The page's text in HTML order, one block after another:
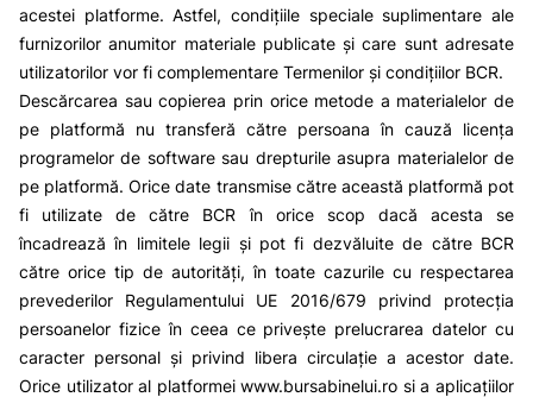
acestei platforme. Astfel, condițiile speciale suplimentare ale
furnizorilor anumitor materiale publicate și care sunt adresate
utilizatorilor vor fi complementare Termenilor și condițiilor BCR.
Descărcarea sau copierea prin orice metode a materialelor de
pe platformă nu transferă către persoana în cauză licența
programelor de software sau drepturile asupra materialelor de
pe platformă. Orice date transmise către această platformă pot
fi utilizate de către BCR în orice scop dacă acesta se
încadrează în limitele legii și pot fi dezvăluite de către BCR
către orice tip de autorități, în toate cazurile cu respectarea
prevederilor Regulamentului UE 2016/679 privind protecția
persoanelor fizice în ceea ce privește prelucrarea datelor cu
caracter personal și privind libera circulație a acestor date.
Orice utilizator al platformeiwww.bursabinelui.ro si a aplicațiilor